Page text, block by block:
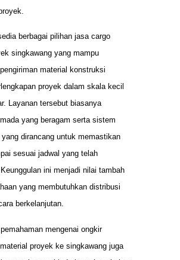
berbagai pilihan jasa cargo
singkawang yang mampu
material konstruksi
proyek dalam skala kecil
Layanan tersebut biasanya
yang beragam serta sistem
yang dirancang untuk memastikan
sesuai jadwal yang telah
ini menjadi nilai tambah
yang membutuhkan distribusi
berkelanjutan.
mengenai ongkir
proyek ke singkawang juga